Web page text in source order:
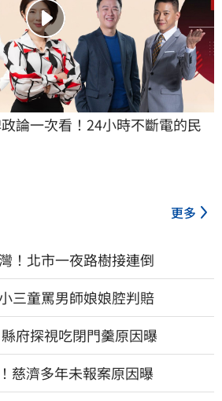
論一次看！24小時不斷電的民
更多
！北市一夜路樹接連倒
三童罵男師娘娘腔判賠
府探視吃閉門羹原因曝
慈濟多年未報案原因曝